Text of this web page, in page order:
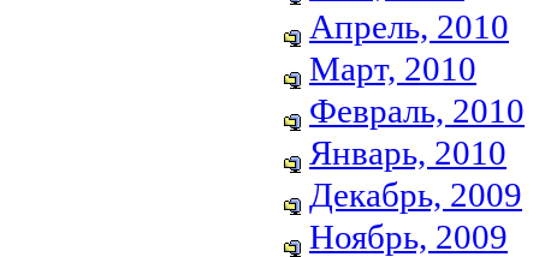
Апрель, 2010
Март, 2010
Февраль, 2010
Январь, 2010
Декабрь, 2009
Ноябрь, 2009